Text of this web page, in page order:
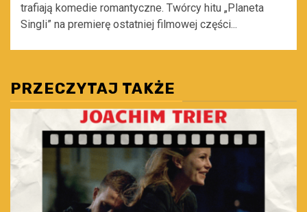
trafiają komedie romantyczne. Twórcy hitu „Planeta
Singli” na premierę ostatniej filmowej części...
PRZECZYTAJ TAKŻE